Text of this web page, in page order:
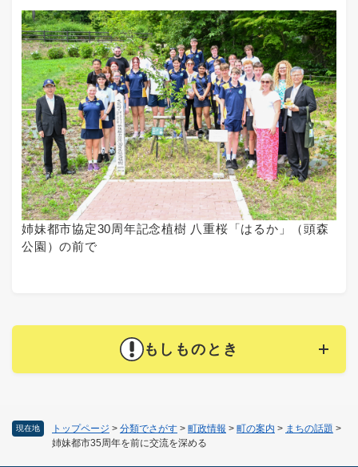
現在地 トップページ > 分類でさがす > 町政情報 > 町の案内 > まちの話題 >
姉妹都市35周年を前に交流を深める
姉妹都市協定30周年記念植樹 八重桜「はるか」（頭森
公園）の前で
もしものとき